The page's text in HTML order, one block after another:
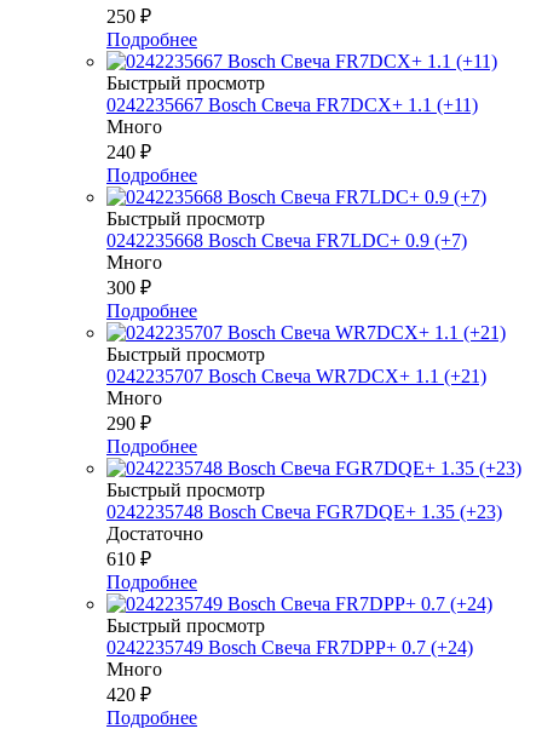
250 ₽
Подробнее
Быстрый просмотр
0242235667 Bosch Свеча FR7DCX+ 1.1 (+11)
Много
240 ₽
Подробнее
Быстрый просмотр
0242235668 Bosch Свеча FR7LDC+ 0.9 (+7)
Много
300 ₽
Подробнее
Быстрый просмотр
0242235707 Bosch Свеча WR7DCX+ 1.1 (+21)
Много
290 ₽
Подробнее
Быстрый просмотр
0242235748 Bosch Свеча FGR7DQE+ 1.35 (+23)
Достаточно
610 ₽
Подробнее
Быстрый просмотр
0242235749 Bosch Свеча FR7DPP+ 0.7 (+24)
Много
420 ₽
Подробнее